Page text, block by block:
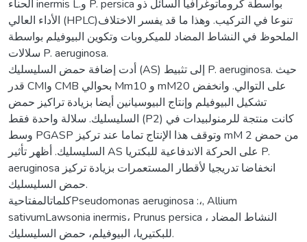
الحناء inermis L.و P. persica بواسطة كروماتوغرافيا السائل ذو
الأداء العالي (HPLC)تنوعا في التركيب. وهذا ما قد يفسر الاختلاف
الملحوظ في النشاط المضاد للميكروبات وتكوين البيوفيلم بواسطة
سلالات P. aeruginosa.
أدت إضافة حمض السليسليك (AS) إلى تثبيط P. aeruginosa. حيث
قدر CMIو CMB بحوالي Mm10 و mM20 على التوالي. وانخفض
تشكيل البيوفيلم وإنتاج البيوسيانين أيضا بزيادة تراكيز حمض
السليسليك. سلالة واحدة فقط (P2) كانت منتجة للرمنولبيدات في
وسط PGASP وتوقف هذا الإنتاج تماما عند تركيز mM 2 من حمض
السليسليك. أظهر تأثير AS على الحركة الاندفاعية للبكتريا P.
aeruginosa انخفاضا تدريجيا لأقطار المستعمرات بزيادة تركيز
حمض السليسليك.
كلماتالمفتاحيةPseudomonas aeruginosa :،, Allium
sativumLawsonia inermis، Prunus persica ، النشاط المضاد
للبكتيريا، البيوفيلم، حمض السليسليك.